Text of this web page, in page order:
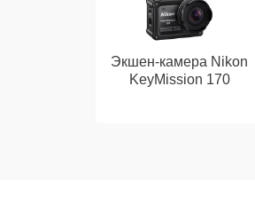
Экшен-камера Nikon
KeyMission 170